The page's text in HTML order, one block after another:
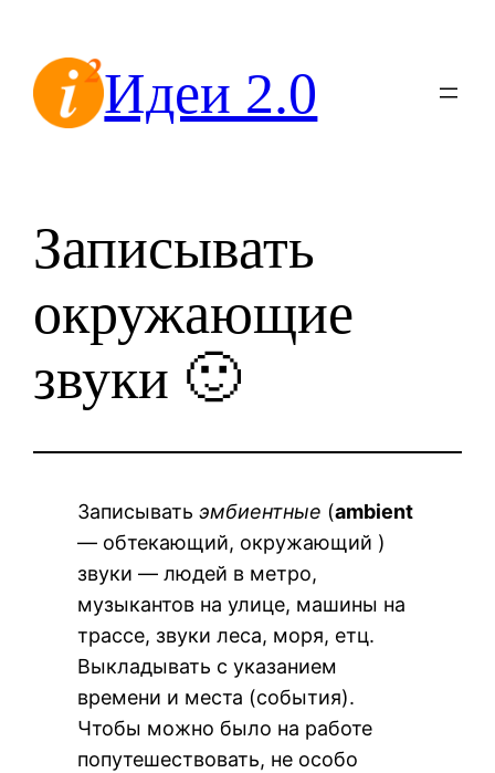
содержимомуИдеи 2.0
Записывать
окружающие
звуки 🙂
Записыватьэмбиентные (ambient
— обтекающий, окружающий )
звуки — людей в метро,
музыкантов на улице, машины на
трассе, звуки леса, моря, етц.
Выкладывать с указанием
времени и места (события).
Чтобы можно было на работе
попутешествовать, не особо